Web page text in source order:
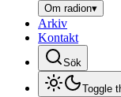
Om radion▾
Arkiv
Kontakt
Sök
Toggle